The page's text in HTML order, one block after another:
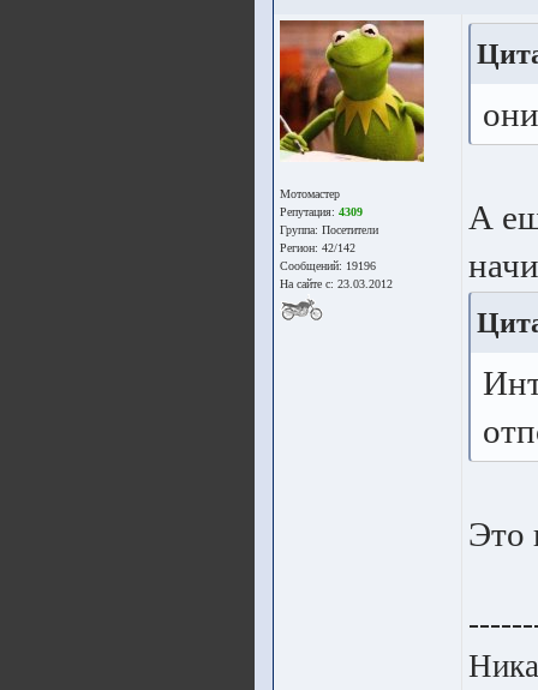
Мотомастер
Репутация: 4309
Группа: Посетители
Регион: 42/142
Сообщений: 19196
На сайте с: 23.03.2012
А
Это